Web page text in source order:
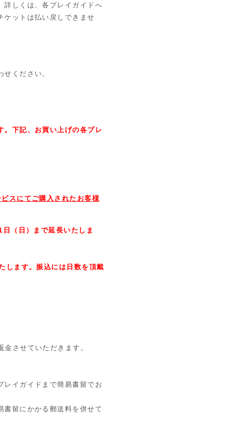
詳しくは、各プレイガイドへ
ケットは払い戻しできませ
ください。
下記、お買い上げの各プレ
スにてご購入されたお客様
（日）まで延長いたしま
します。振込には日数を頂戴
させていただきます。
レイガイドまで簡易書留でお
留にかかる郵送料を併せて